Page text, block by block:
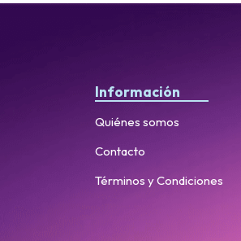
Información
Quiénes somos
Contacto
Términos y Condiciones